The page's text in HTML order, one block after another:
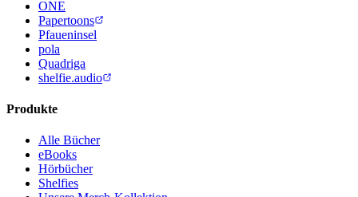
ONE
Papertoons
Pfaueninsel
pola
Quadriga
shelfie.audio
Produkte
Alle Bücher
eBooks
Hörbücher
Shelfies